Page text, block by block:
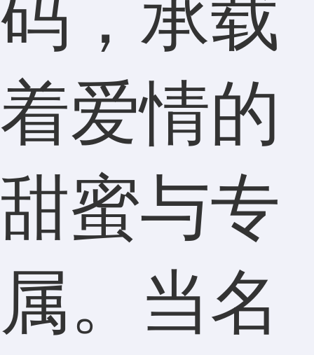
码，承载
着爱情的
甜蜜与专
属。当名